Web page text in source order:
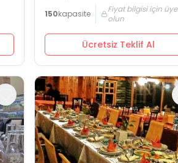
150kapasite
Fiyat bilgisi için üye
olun
Ücretsiz Teklif Al